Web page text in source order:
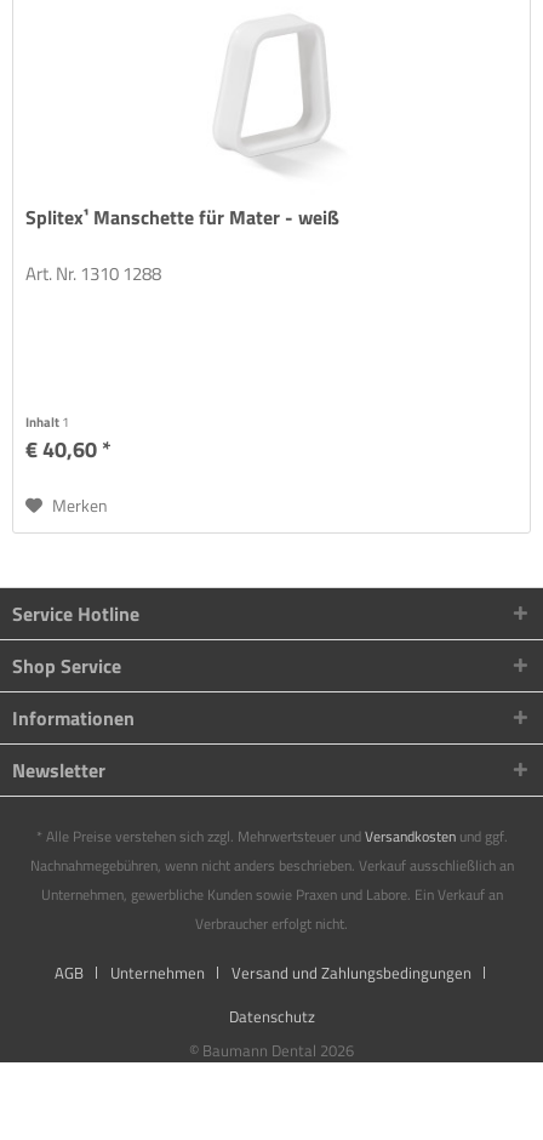
Splitex¹ Manschette für Mater - weiß
Art. Nr. 1310 1288
Inhalt1
€ 40,60 *
Merken
Service Hotline
Shop Service
Informationen
Newsletter
* Alle Preise verstehen sich zzgl. Mehrwertsteuer undVersandkostenund ggf.
Nachnahmegebühren, wenn nicht anders beschrieben. Verkauf ausschließlich an
Unternehmen, gewerbliche Kunden sowie Praxen und Labore. Ein Verkauf an
Verbraucher erfolgt nicht.
AGB Unternehmen
Versand und Zahlungsbedingungen
Datenschutz
© Baumann Dental 2026